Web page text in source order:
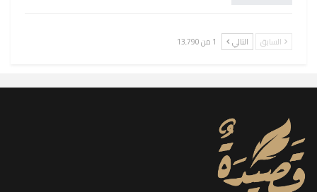
السابق التالي 1 من 13٬790